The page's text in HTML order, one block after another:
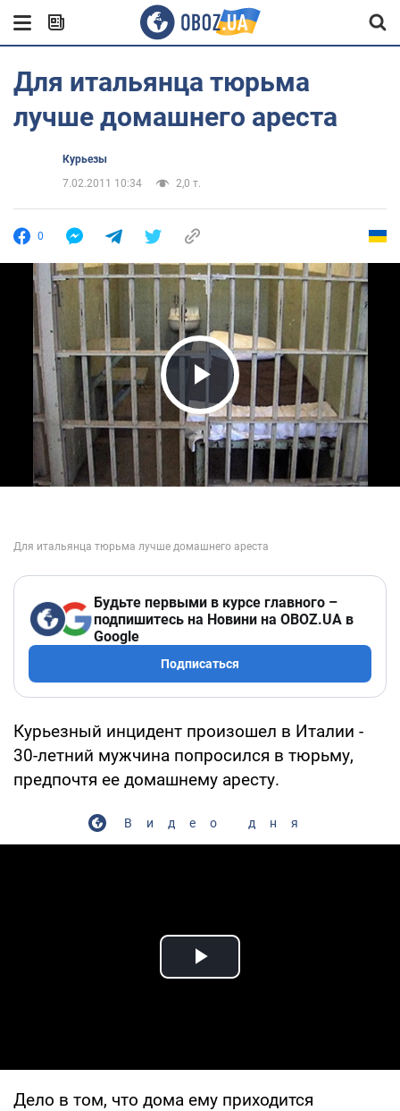
Для итальянца тюрьма
лучше домашнего ареста
Курьезы
7.02.2011 10:34
2,0 т.
0
Play Video
Будьте первыми в курсе главного –
подпишитесь на Новини на OBOZ.UA в
Google
Подписаться
Курьезный инцидент произошел в Италии -
30-летний мужчина попросился в тюрьму,
предпочтя ее домашнему аресту.
Видео дня
Play Video
Дело в том, что дома ему приходится